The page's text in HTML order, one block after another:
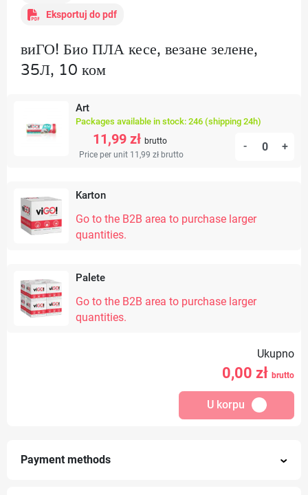
Eksportuj do pdf
виГО! Био ПЛА кесе, везане зелене,
35Л, 10 ком
Art
Packages available in stock: 246 (shipping 24h)
11,99 zł brutto
Price per unit 11,99 zł brutto
- +
Karton
Go to the B2B area to purchase larger
quantities.
Palete
Go to the B2B area to purchase larger
quantities.
Ukupno
0,00 zł brutto
U korpu
Payment methods